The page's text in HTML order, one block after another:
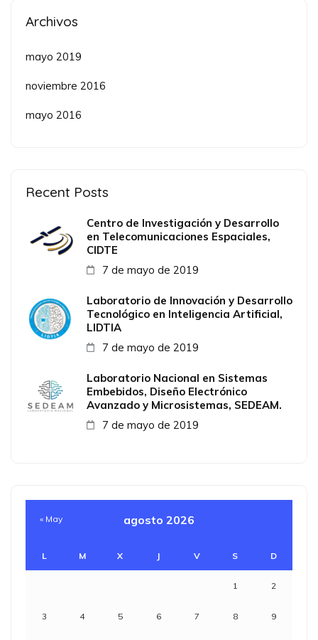
Archivos
mayo 2019
noviembre 2016
mayo 2016
Recent Posts
Centro de Investigación y Desarrollo
en Telecomunicaciones Espaciales,
CIDTE
7 de mayo de 2019
Laboratorio de Innovación y Desarrollo
Tecnológico en Inteligencia Artificial,
LIDTIA
7 de mayo de 2019
Laboratorio Nacional en Sistemas
Embebidos, Diseño Electrónico
Avanzado y Microsistemas, SEDEAM.
7 de mayo de 2019
agosto 2026
L M X J V S D
1 2
3 4 5 6 7 8 9
« May